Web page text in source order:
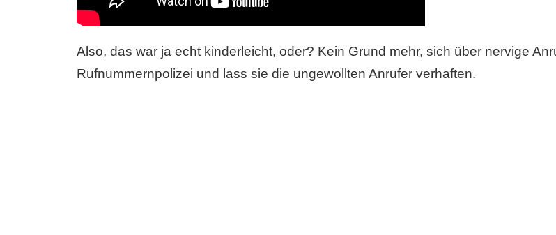
Also, das war ja echt kinderleicht, oder? Kein Grund mehr, sich über nervige
Rufnummernpolizei und lass sie die ungewollten Anrufer verhaften.